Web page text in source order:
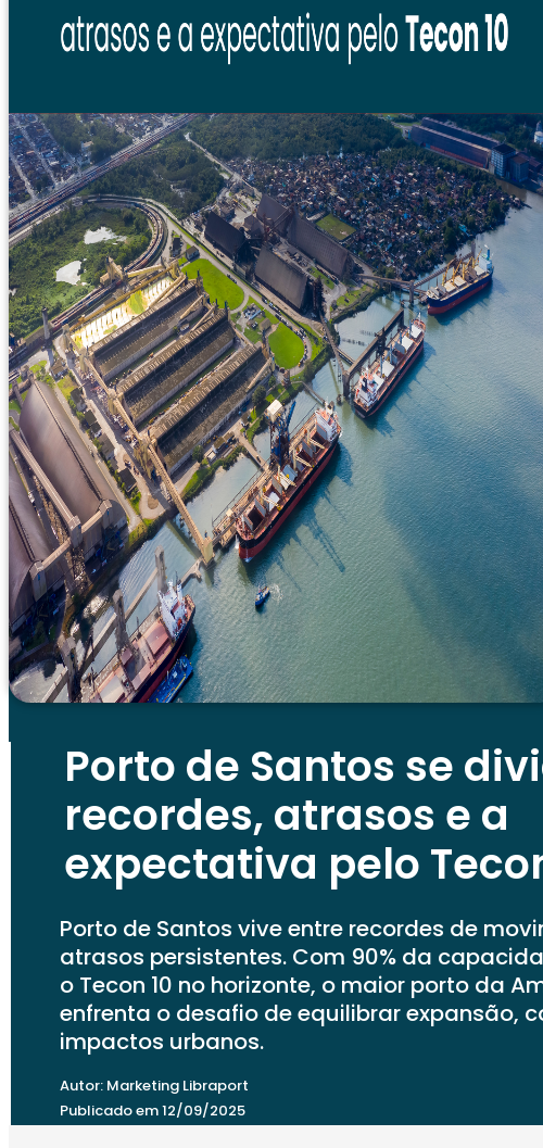
Porto de Santos se
recordes, atrasos e a
expectativa pelo
Porto de Santos vive entre recordes de
atrasos persistentes. Com 90% da
o Tecon 10 no horizonte, o maior porto da
enfrenta o desafio de equilibrar expansão,
impactos urbanos.
Autor: Marketing Libraport
Publicado em 12/09/2025